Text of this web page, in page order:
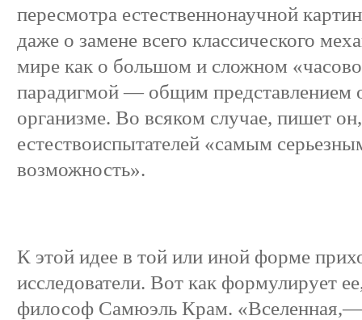
пересмотра естественнонаучной
даже о замене всего классического
мире как о большом и сложном
парадигмой — общим представлением
организме. Во всяком случае, пишет
естествоиспытателей «самым
возможность».
К этой идее в той или иной форме
исследователи. Вот как формулирует
философ Самюэль Крам.